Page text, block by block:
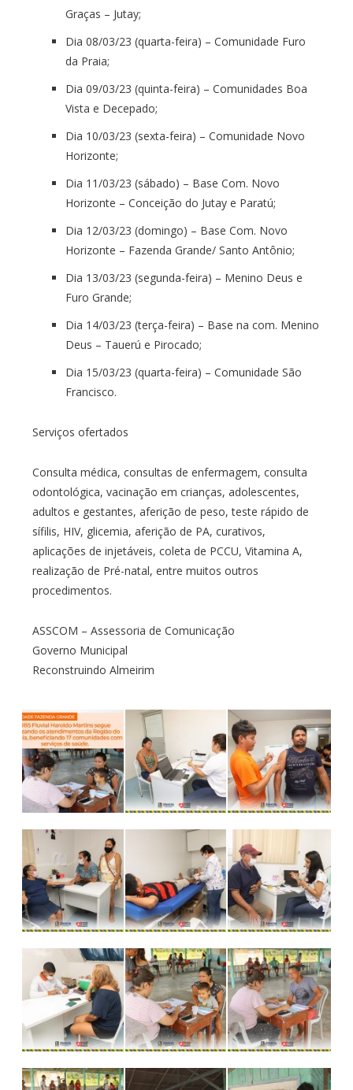
Graças – Jutay;
Dia 08/03/23 (quarta-feira) – Comunidade Furo
da Praia;
Dia 09/03/23 (quinta-feira) – Comunidades Boa
Vista e Decepado;
Dia 10/03/23 (sexta-feira) – Comunidade Novo
Horizonte;
Dia 11/03/23 (sábado) – Base Com. Novo
Horizonte – Conceição do Jutay e Paratú;
Dia 12/03/23 (domingo) – Base Com. Novo
Horizonte – Fazenda Grande/ Santo Antônio;
Dia 13/03/23 (segunda-feira) – Menino Deus e
Furo Grande;
Dia 14/03/23 (terça-feira) – Base na com. Menino
Deus – Tauerú e Pirocado;
Dia 15/03/23 (quarta-feira) – Comunidade São
Francisco.
Serviços ofertados
Consulta médica, consultas de enfermagem, consulta
odontológica, vacinação em crianças, adolescentes,
adultos e gestantes, aferição de peso, teste rápido de
sífilis, HIV, glicemia, aferição de PA, curativos,
aplicações de injetáveis, coleta de PCCU, Vitamina A,
realização de Pré-natal, entre muitos outros
procedimentos.
ASSCOM – Assessoria de Comunicação
Governo Municipal
Reconstruindo Almeirim